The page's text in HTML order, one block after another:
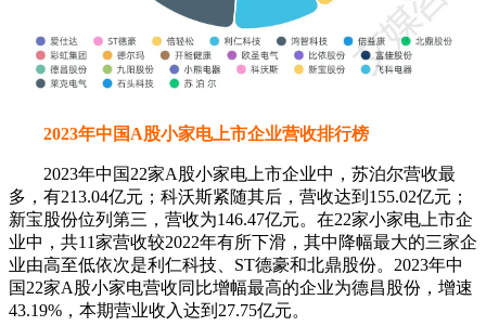
2023年中国A股小家电上市企业营收排行榜
2023年中国22家A股小家电上市企业中，苏泊尔营收最
多，有213.04亿元；科沃斯紧随其后，营收达到155.02亿元；
新宝股份位列第三，营收为146.47亿元。在22家小家电上市企
业中，共11家营收较2022年有所下滑，其中降幅最大的三家企
业由高至低依次是利仁科技、ST德豪和北鼎股份。2023年中
国22家A股小家电营收同比增幅最高的企业为德昌股份，增速
43.19%，本期营业收入达到27.75亿元。